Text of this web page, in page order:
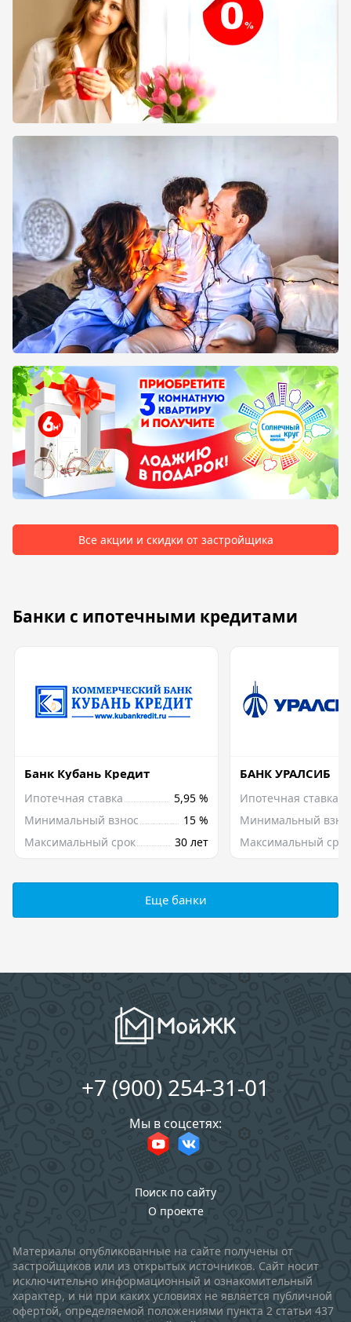
Все акции и скидки от застройщика
Банки с ипотечными кредитами
Банк Кубань Кредит
Ипотечная ставка
5,95 %
Минимальный взнос
15 %
Максимальный срок
30 лет
БАНК УРАЛСИБ
Ипотечная ставка
Минимальный
Максимальный срок
Еще банки
+7 (900) 254-31-01
Мы в соцсетях:
Поиск по сайту
О проекте